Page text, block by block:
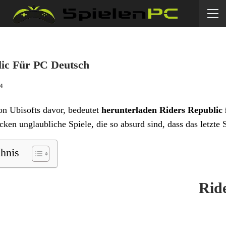
Für PC Deutsch
Ubisofts davor, bedeutet herunterladen Riders Republic
unglaubliche Spiele, die so absurd sind, dass das